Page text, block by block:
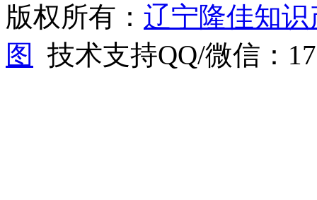
版权所有： 辽宁隆佳知
图
技术支持QQ/微信：